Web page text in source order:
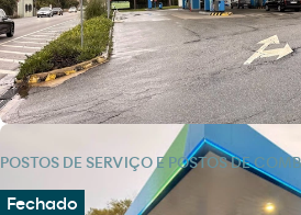
POSTOS DE SERVIÇO E POSTOS DE
Fechado